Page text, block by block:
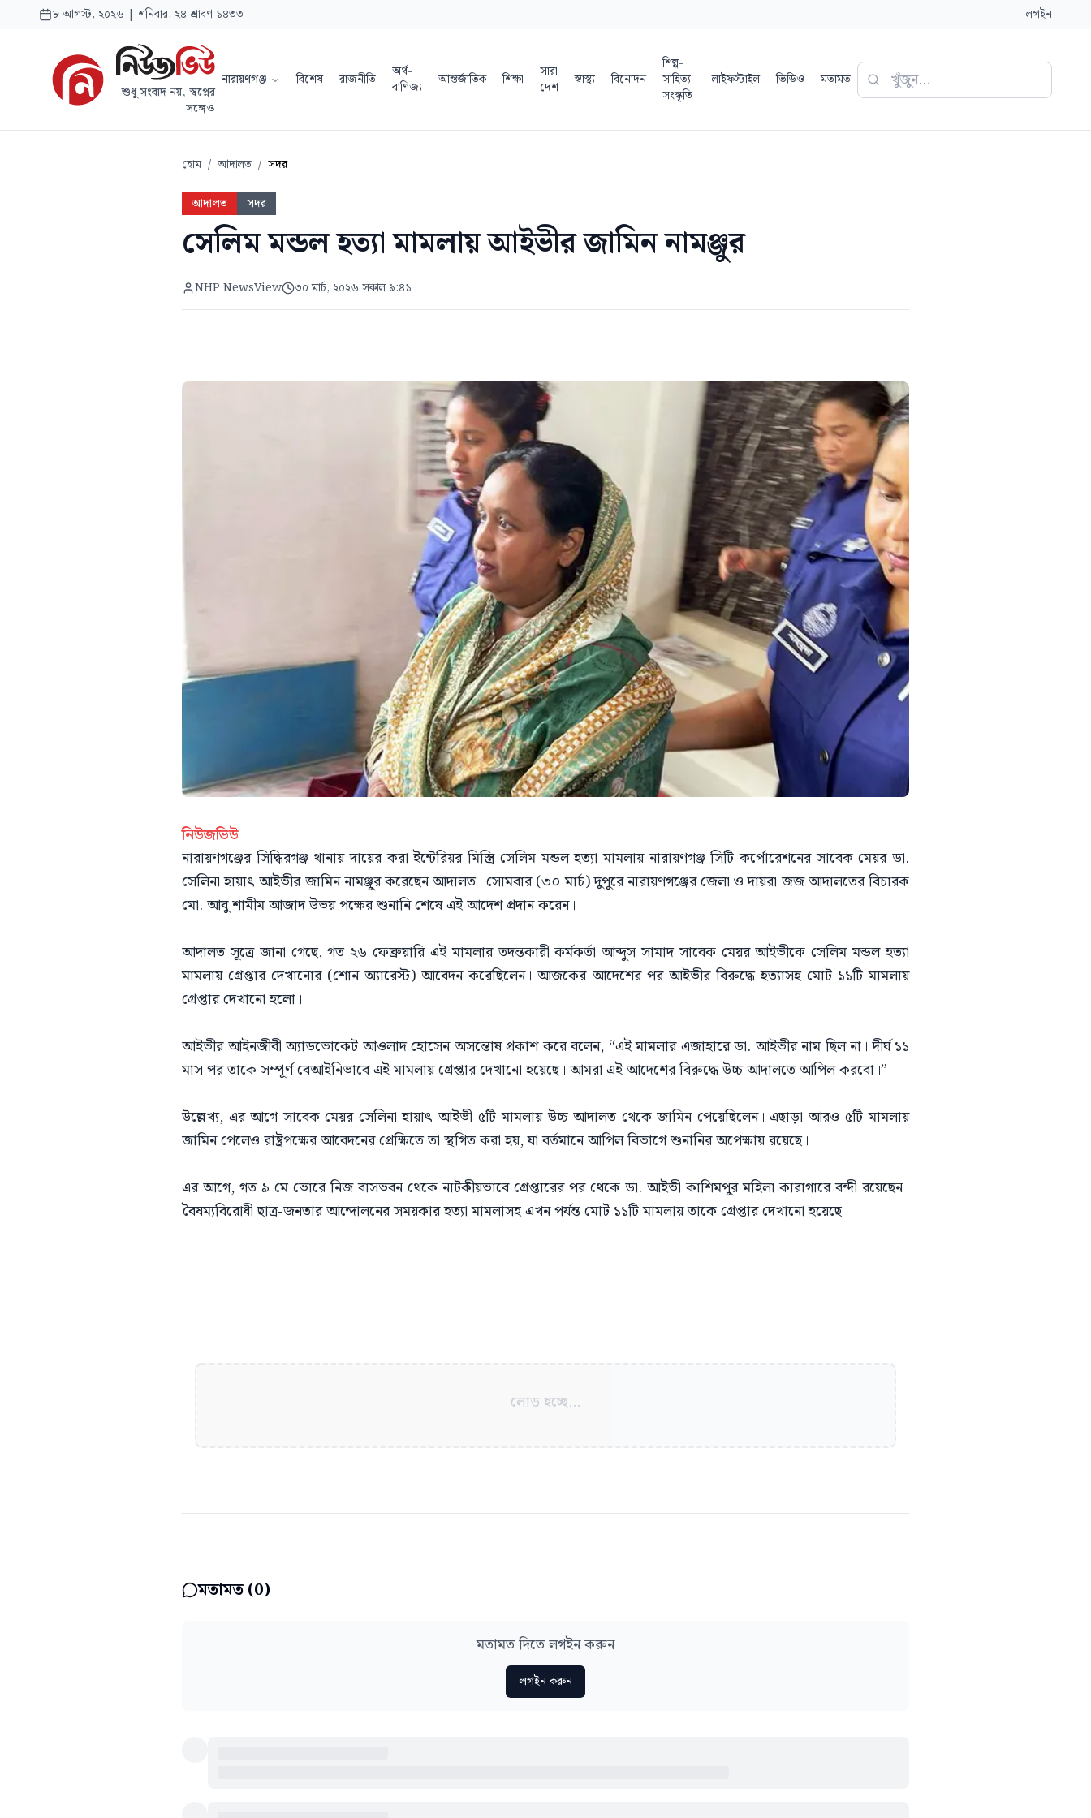
৮ আগস্ট, ২০২৬ | শনিবার, ২৪ শ্রাবণ ১৪৩৩ লগইন
শুধু সংবাদ নয়, স্বপ্নের
সঙ্গেও
নারায়ণগঞ্জ বিশেষ রাজনীতি
অর্থ-
বাণিজ্য
আন্তর্জাতিক শিক্ষা
সারা
দেশ
স্বাস্থ্য বিনোদন
শিল্প-
সাহিত্য-
সংস্কৃতি
লাইফস্টাইল ভিডিও মতামত
হোম / আদালত / সদর
আদালত সদর
সেলিম মন্ডল হত্যা মামলায় আইভীর জামিন নামঞ্জুর
NHP NewsView ৩০ মার্চ, ২০২৬ সকাল ৯:৪১
নিউজভিউ
নারায়ণগঞ্জের সিদ্ধিরগঞ্জ থানায় দায়ের করা ইন্টেরিয়র মিস্ত্রি সেলিম মন্ডল হত্যা মামলায় নারায়ণগঞ্জ সিটি কর্পোরেশনের সাবেক মেয়র ডা.
সেলিনা হায়াৎ আইভীর জামিন নামঞ্জুর করেছেন আদালত। সোমবার (৩০ মার্চ) দুপুরে নারায়ণগঞ্জের জেলা ও দায়রা জজ আদালতের বিচারক
মো. আবু শামীম আজাদ উভয় পক্ষের শুনানি শেষে এই আদেশ প্রদান করেন।
আদালত সূত্রে জানা গেছে, গত ২৬ ফেব্রুয়ারি এই মামলার তদন্তকারী কর্মকর্তা আব্দুস সামাদ সাবেক মেয়র আইভীকে সেলিম মন্ডল হত্যা
মামলায় গ্রেপ্তার দেখানোর (শোন অ্যারেস্ট) আবেদন করেছিলেন। আজকের আদেশের পর আইভীর বিরুদ্ধে হত্যাসহ মোট ১১টি মামলায়
গ্রেপ্তার দেখানো হলো।
আইভীর আইনজীবী অ্যাডভোকেট আওলাদ হোসেন অসন্তোষ প্রকাশ করে বলেন, “এই মামলার এজাহারে ডা. আইভীর নাম ছিল না। দীর্ঘ ১১
মাস পর তাকে সম্পূর্ণ বেআইনিভাবে এই মামলায় গ্রেপ্তার দেখানো হয়েছে। আমরা এই আদেশের বিরুদ্ধে উচ্চ আদালতে আপিল করবো।”
উল্লেখ্য, এর আগে সাবেক মেয়র সেলিনা হায়াৎ আইভী ৫টি মামলায় উচ্চ আদালত থেকে জামিন পেয়েছিলেন। এছাড়া আরও ৫টি মামলায়
জামিন পেলেও রাষ্ট্রপক্ষের আবেদনের প্রেক্ষিতে তা স্থগিত করা হয়, যা বর্তমানে আপিল বিভাগে শুনানির অপেক্ষায় রয়েছে।
এর আগে, গত ৯ মে ভোরে নিজ বাসভবন থেকে নাটকীয়ভাবে গ্রেপ্তারের পর থেকে ডা. আইভী কাশিমপুর মহিলা কারাগারে বন্দী রয়েছেন।
বৈষম্যবিরোধী ছাত্র-জনতার আন্দোলনের সময়কার হত্যা মামলাসহ এখন পর্যন্ত মোট ১১টি মামলায় তাকে গ্রেপ্তার দেখানো হয়েছে।
লোড হচ্ছে...
মতামত (0)
মতামত দিতে লগইন করুন
লগইন করুন